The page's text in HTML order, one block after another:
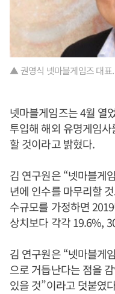
▲ 권영식 넷마블게임즈 대표.
넷마블게임즈는 4월 열
투입해 해외 유명게임
할 것이라고 밝혔다.
김 연구원은 “넷마블게
년에 인수를 마무리할
수규모를 가정하면
상치보다 각각 19.6%,
김 연구원은 “넷마블게
으로 거듭난다는 점을
있을 것”이라고 덧붙였